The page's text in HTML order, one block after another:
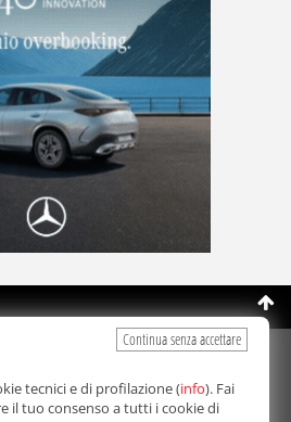
2003-2026
- P.IVA 07064240828
di tutti i contenuti, in qualunque
supporto è proibita.
Continua senza accettare
tecnici e di profilazione (info). Fai
il tuo consenso a tutti i cookie di